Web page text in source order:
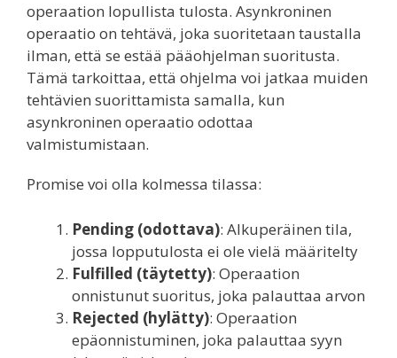
operaation lopullista tulosta. Asynkroninen
operaatio on tehtävä, joka suoritetaan taustalla
ilman, että se estää pääohjelman suoritusta.
Tämä tarkoittaa, että ohjelma voi jatkaa muiden
tehtävien suorittamista samalla, kun
asynkroninen operaatio odottaa
valmistumistaan.
Promise voi olla kolmessa tilassa:
Pending (odottava): Alkuperäinen tila,
jossa lopputulosta ei ole vielä määritelty
Fulfilled (täytetty): Operaation
onnistunut suoritus, joka palauttaa arvon
Rejected (hylätty): Operaation
epäonnistuminen, joka palauttaa syyn